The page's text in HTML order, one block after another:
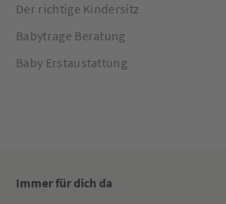
Der richtige Kindersitz
Babytrage Beratung
Baby Erstaustattung
Immer für dich da